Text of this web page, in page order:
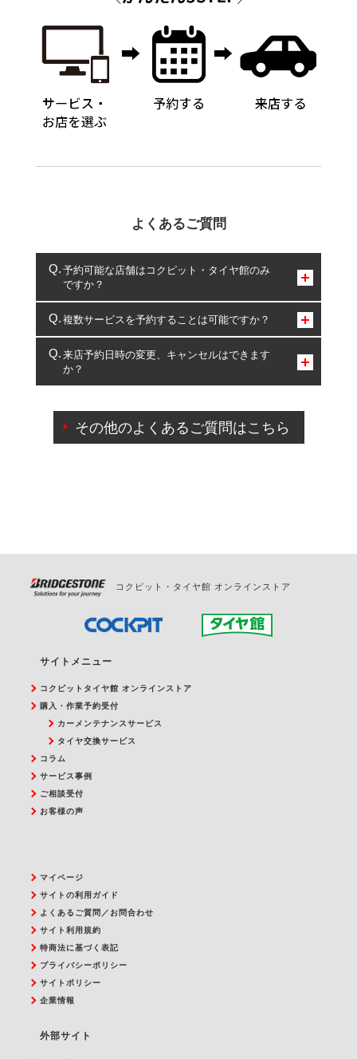
よくあるご質問
予約可能な店舗はコクピット・タイヤ館のみ
ですか？
コクピット・タイヤ館のみとなります。
複数サービスを予約することは可能ですか？
複数サービスのご予約は可能です。
一部の商品・サービスの組み合わせに限り、同時にご予約が
出来ないものもございます。
来店予約日時の変更、キャンセルはできます
か？
ご来店予約日の3営業日前を過ぎている場合のご予約
の日時変更につきましては、直接ご予約の店舗まで
その他のよくあるご質問はこちら
コクピット・タイヤ館 オンラインストア
サイトメニュー
コクピットタイヤ館 オンラインストア
購入・作業予約受付
カーメンテナンスサービス
タイヤ交換サービス
コラム
サービス事例
ご相談受付
お客様の声
マイページ
サイトの利用ガイド
よくあるご質問／お問合わせ
サイト利用規約
特商法に基づく表記
プライバシーポリシー
サイトポリシー
企業情報
外部サイト